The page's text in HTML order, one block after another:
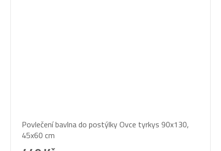
Povlečení bavlna do postýlky Ovce tyrkys 90x130,
45x60 cm